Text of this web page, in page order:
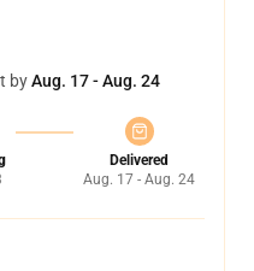
byAug. 17 - Aug. 24
Delivered
Aug. 17 - Aug. 24